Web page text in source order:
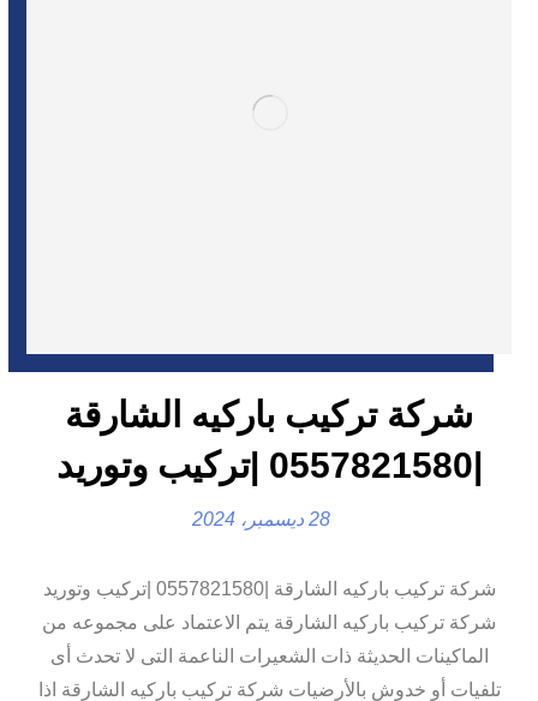
شركة تركيب باركيه الشارقة
|0557821580 |تركيب وتوريد
28 ديسمبر، 2024
شركة تركيب باركيه الشارقة |0557821580 |تركيب وتوريد
شركة تركيب باركيه الشارقة يتم الاعتماد على مجموعه من
الماكينات الحديثة ذات الشعيرات الناعمة التى لا تحدث أى
تلفيات أو خدوش بالأرضيات شركة تركيب باركيه الشارقة اذا